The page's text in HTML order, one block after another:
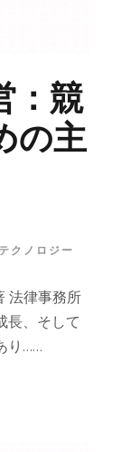
：競
の主
クノロジー
法律事務所
長、そして
り……